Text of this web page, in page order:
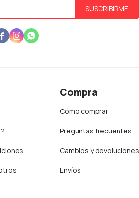
Compra
Cómo comprar
Preguntas frecuentes
Cambios y devoluciones
Envíos
SUSCRIBIRME
  